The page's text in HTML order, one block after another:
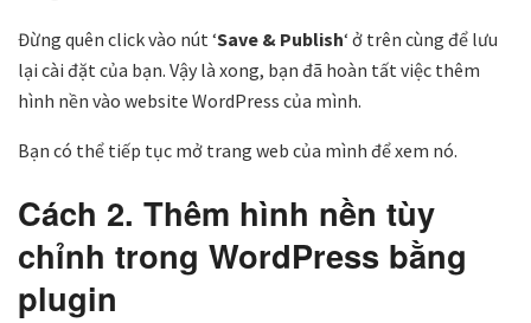
Đừng quên click vào nút ‘Save & Publish‘ ở trên cùng để lưu
lại cài đặt của bạn. Vậy là xong, bạn đã hoàn tất việc thêm
hình nền vào website WordPress của mình.
Bạn có thể tiếp tục mở trang web của mình để xem nó.
Cách 2. Thêm hình nền tùy
chỉnh trong WordPress bằng
plugin